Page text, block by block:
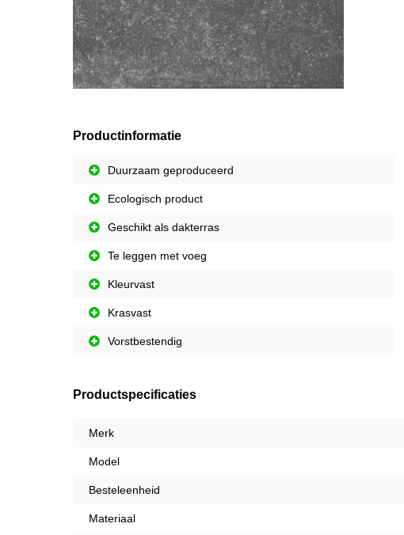
Productinformatie
Duurzaam geproduceerd
Ecologisch product
Geschikt als dakterras
Te leggen met voeg
Kleurvast
Krasvast
Vorstbestendig
Productspecificaties
Merk
Model
Besteleenheid
Materiaal